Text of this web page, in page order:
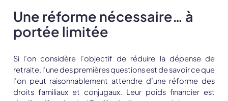
Une réforme nécessaire… à
portée limitée
Si l’on considère l’objectif de réduire la dépense de
retraite, l’une des premières questions est de savoir ce que
l’on peut raisonnablement attendre d’une réforme des
droits familiaux et conjugaux. Leur poids financier est